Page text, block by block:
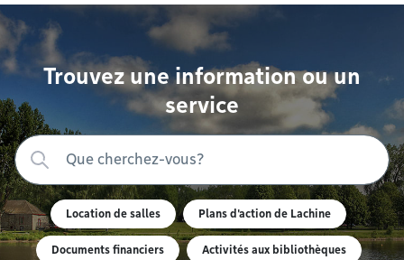
Trouvez une information ou un
service
Location de salles Plans d'action de Lachine
Documents financiers Activités aux bibliothèques